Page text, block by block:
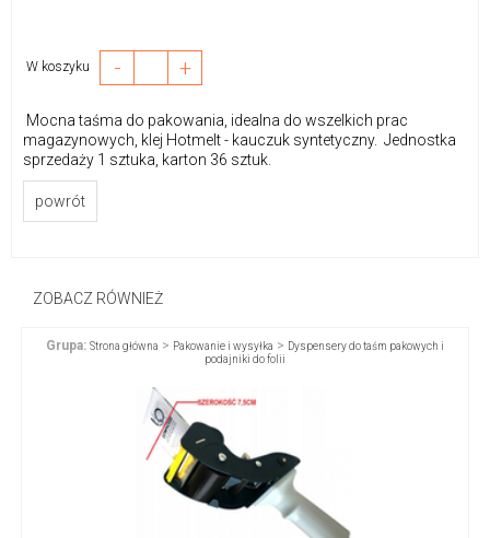
W koszyku - +
Mocna taśma do pakowania, idealna do wszelkich prac
magazynowych, klej Hotmelt - kauczuk syntetyczny. Jednostka
sprzedaży 1 sztuka, karton 36 sztuk.
powrót
ZOBACZ RÓWNIEŻ
Grupa: Strona główna > Pakowanie i wysyłka > Dyspensery do taśm pakowych i
podajniki do folii